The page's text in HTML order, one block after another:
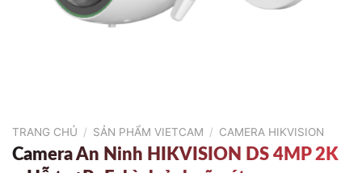
TRANG CHỦ / SẢN PHẨM VIETCAM / CAMERA HIKVISION
Camera An Ninh HIKVISION DS 4MP 2K